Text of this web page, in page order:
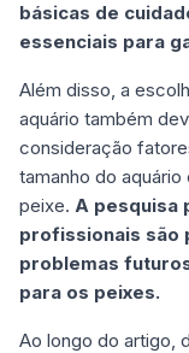
básicas de
essenciais para
Além disso, a
aquário também
consideração
tamanho do
peixe. A pesquisa
profissionais são
problemas
para os peixes.
Ao longo do artigo,